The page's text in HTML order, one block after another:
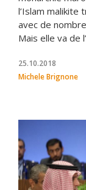
l’Islam
avec de
Mais elle va de
25.10.2018
Michele Brignone